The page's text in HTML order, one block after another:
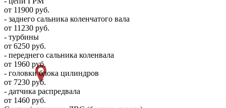
от 11900 руб.
- заднего сальника коленчатого вала
от 11230 руб.
- турбины
от 6250 руб.
- переднего сальника коленвала
от 1960 руб.
- головки блока цилиндров
от 7230 руб.
- датчика распредвала
от 1460 руб.